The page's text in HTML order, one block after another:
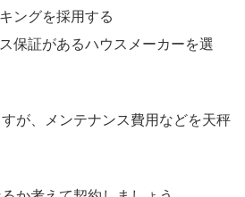
ングを採用する
保証があるハウスメーカーを選
が、メンテナンス費用などを天秤